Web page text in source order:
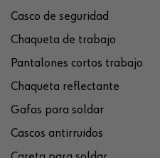
Casco de seguridad
Chaqueta de trabajo
Pantalones cortos trabajo
Chaqueta reflectante
Gafas para soldar
Cascos antirruidos